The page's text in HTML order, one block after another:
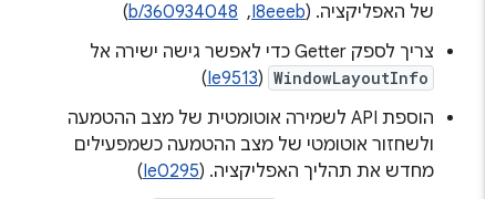
של האפליקציה. (I8eeeb
, ‏
b/360934048
)
צריך לספק Getter כדי לאפשר גישה ישירה אל
WindowLayoutInfo
(
Ie9513
)
הוספת API לשמירה אוטומטית של מצב ההטמעה
ולשחזור אוטומטי של מצב ההטמעה כשמפעילים
מחדש את תהליך האפליקציה. (Ie0295
)